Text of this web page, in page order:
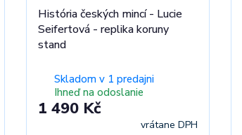
História českých mincí - Lucie
Seifertová - replika koruny
stand
Skladom v 1 predajni
Ihneď na odoslanie
1 490 Kč
vrátane DPH